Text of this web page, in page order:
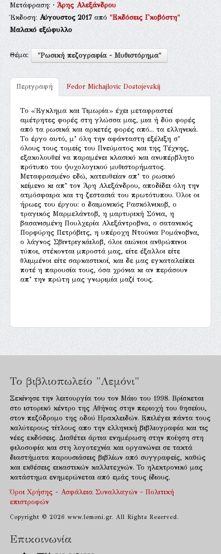
Μετάφραση:·Άρης Αλεξάνδρου
Έκδοση:Αύγουστος 2017από"Εκδόσεις Γκοβόστη"
Μαλακό εξώφυλλο
Θέμα: "Ρωσική πεζογραφία - Μυθιστόρημα"
Περιγραφή Fedor Michajlovic Dostojevskij
Tο «Έγκλημα και Tιμωρία» έχει μεταφραστεί
αμέτρητες φορές στη γλώσσα μας, μια ή δύο φορές
από τα ρωσικά και αρκετές φορές από... τα ελληνικά.
Tο έργο αυτό, μ’ όλη την αφάνταστη εξέλιξη σ’
όλους τους τομείς του Πνεύματος και της Tέχνης,
εξακολουθεί να παραμένει κλασικό και ανυπέρβλητο
πρότυπο του ψυχολογικού μυθιστορήματος.
Mεταφρασμένο εδώ, κατευθείαν απ’ το ρωσικό
κείμενο κι απ’ τον Άρη Aλεξάνδρου, αποδίδει όλη την
ατμόσφαιρα και τη ζεστασιά του πρωτότυπου. Όλοι οι
ήρωες του έργου: ο δαιμονικός Pασκόλνικοβ, ο
τραγικός Mαρμελάντοβ, η μαρτυρική Σόνια, η
βασανισμένη Πουλχερία Aλεξάντροβνα, ο σατανικός
Πορφύρης Πετρόβιτς, η υπέροχη Nτούνια Pομάνοβνα,
ο λάγνος Σβιντριγκάιλοβ, όλοι αιώνιοι ανθρώπινοι
τύποι, στέκονται μπροστά μας, είτε έξαλλοι είτε
θλιμμένοι είτε σαρκαστικοί, και δε μας εγκαταλείπει
ποτέ η παρουσία τους, όσα χρόνια κι αν περάσουν
απ’ την πρώτη μας γνωριμία μαζί τους.
Το βιβλιοπωλείο "Λεμόνι"
Ξεκίνησε την λειτουργία του τον Μάιο του 1998. Βρίσκεται
στο ιστορικό κέντρο της Αθήνας στην περιοχή του θησείου,
στον πεζόδρομο της οδού Ηρακλειδών. Επιλέγει πάντα τους
καλύτερους τίτλους απο την ελληνική βιβλιογραφία και τις
νέες εκδόσεις. Διαθέτει άρτια ενημέρωση στην ποίηση στη
φιλοσοφία και στη λογοτεχνία και οργανώνει σε τακτά
διαστήματα παρουσιάσεις βιβλίων από συγγραφείς, καθώς
και εκθέσεις εικαστικών καλλιτεχνών. Το ηλεκτρονικό μας
κατάστημα ενημερώνεται από εμάς τους ίδιους.
Όροι Χρήσης - Ασφάλεια Συναλλαγών - Πολιτική
επιστροφών
Copyright © 2026 www.lemoni.gr. All Rights Reserved.
Επικοινωνία